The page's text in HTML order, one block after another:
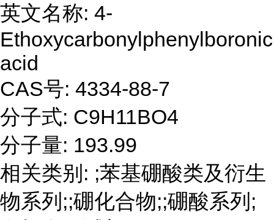
英文名称: 4-
Ethoxycarbonylphenylboronic
acid
CAS号: 4334-88-7
分子式: C9H11BO4
分子量: 193.99
相关类别: ;苯基硼酸类及衍生
物系列;;硼化合物;;硼酸系列;